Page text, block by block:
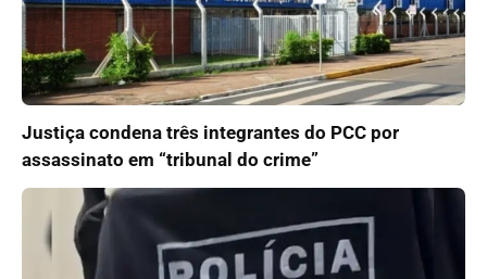
Justiça condena três integrantes do PCC por
assassinato em “tribunal do crime”